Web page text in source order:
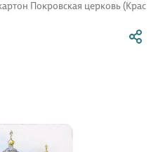
Покровская церковь